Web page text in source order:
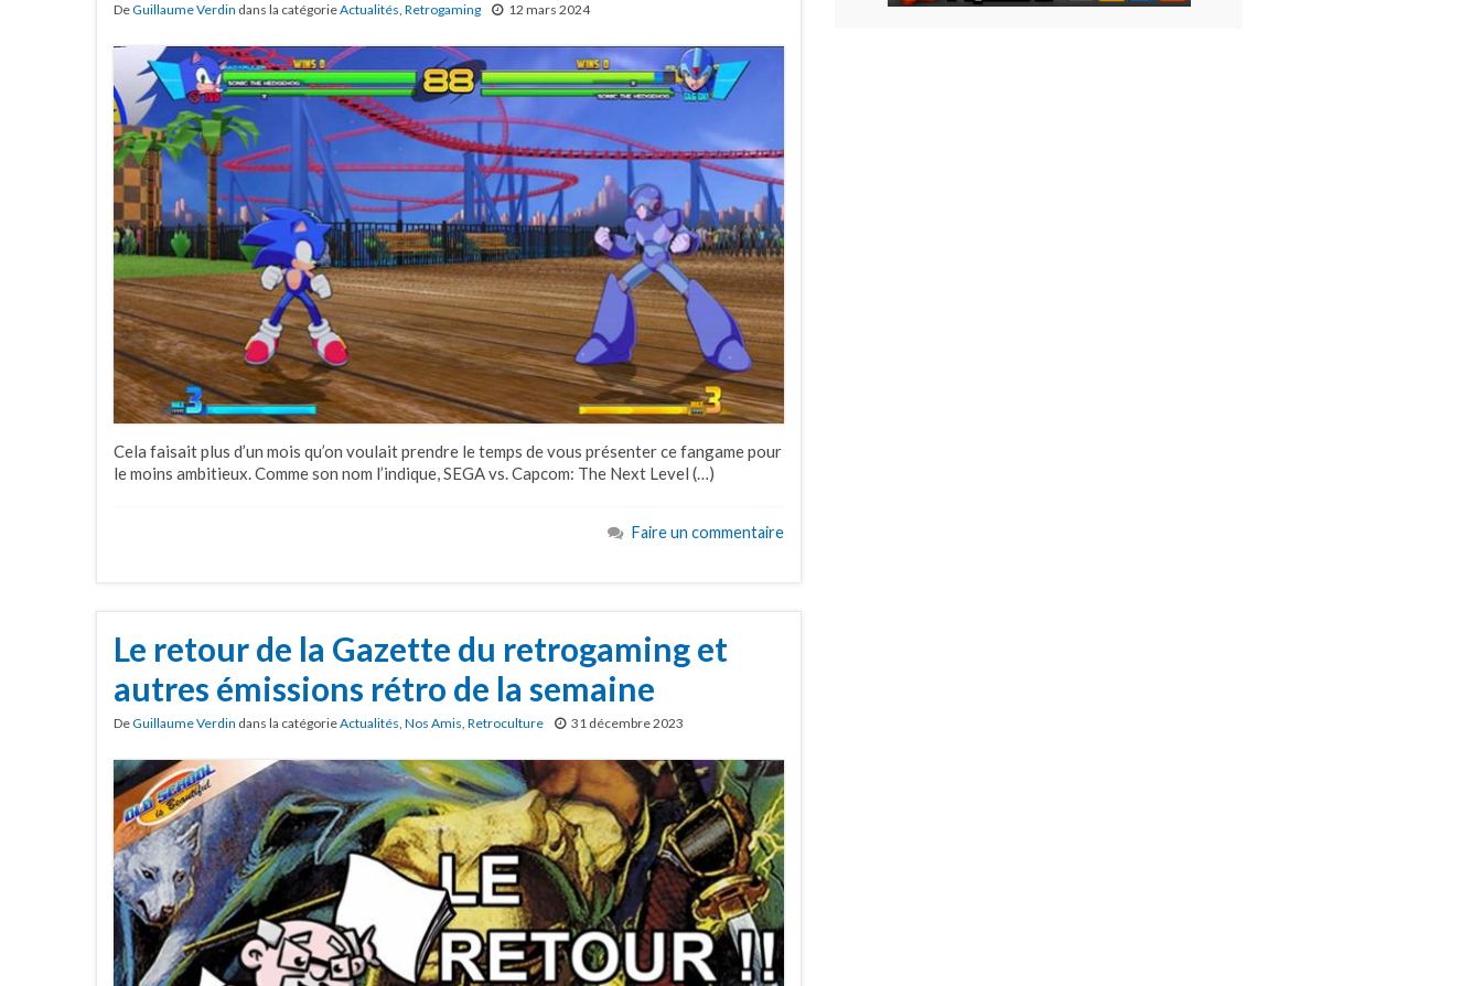
DeGuillaume Verdin dans la catégorieActualités, Retrogaming 12 mars 2024
Cela faisait plus d’un mois qu’on voulait prendre le temps de vous présenter ce fangame pour
le moins ambitieux. Comme son nom l’indique, SEGA vs. Capcom: The Next Level (…)
Faire un commentaire
Le retour de la Gazette du retrogaming et
autres émissions rétro de la semaine
DeGuillaume Verdin dans la catégorieActualités Nos Amis Retroculture 31 décembre 2023